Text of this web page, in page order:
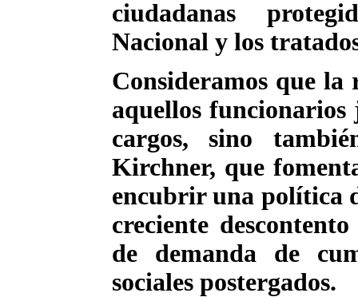
ciudadanas
Nacional y los
Consideramos que la
aquellos funcionarios
cargos, sino
Kirchner, que
encubrir una política
creciente
de demanda de
sociales postergados.